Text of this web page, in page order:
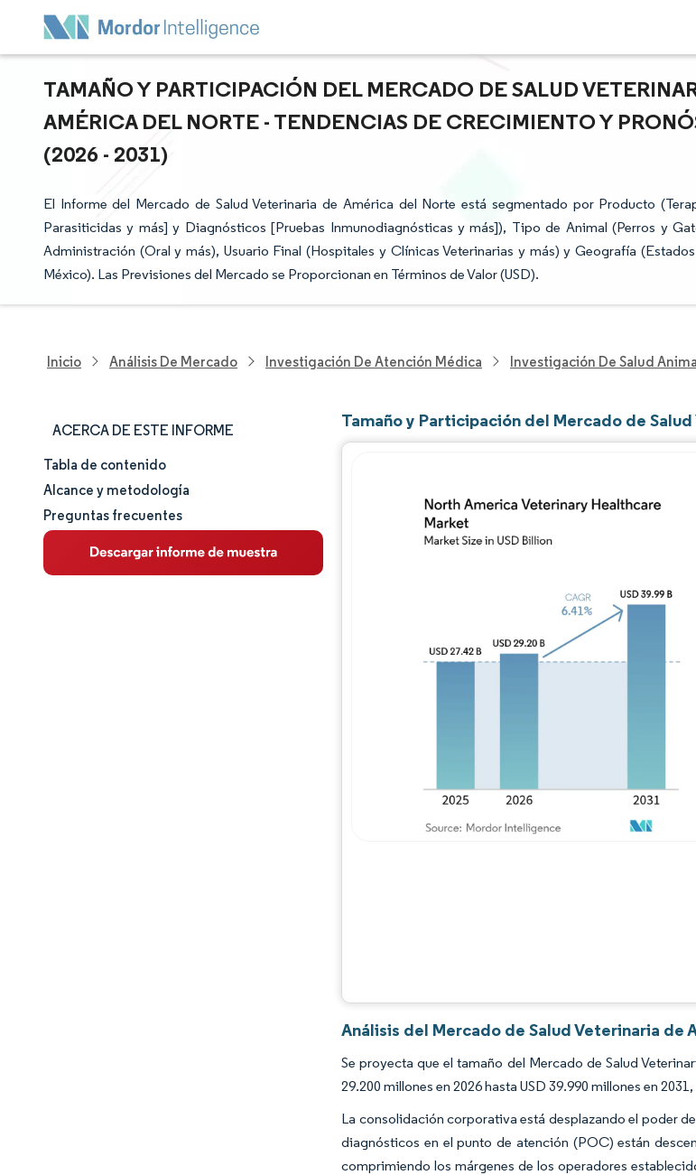
TAMAÑO Y PARTICIPACIÓN DEL MERCADO DE SALUD
AMÉRICA DEL NORTE - TENDENCIAS DE CRECIMIENTO Y
(2026 - 2031)
El Informe del Mercado de Salud Veterinaria de América del Norte está segmentado por Producto
Parasiticidas y más] y Diagnósticos [Pruebas Inmunodiagnósticas y más]), Tipo de Animal (Perros y
Administración (Oral y más), Usuario Final (Hospitales y Clínicas Veterinarias y más) y Geografía
México). Las Previsiones del Mercado se Proporcionan en Términos de Valor (USD).
Inicio Análisis De Mercado Investigación De Atención Médica Investigación De Salud
ACERCA DE ESTE INFORME
Tamaño y cuota de mercado
Análisis de mercado
Tendencias e ideas
Tabla de contenido
Alcance y metodología
Preguntas frecuentes
Tamaño y Participación del Mercado de
Imagen © Mordor Intelligence.
Análisis del Mercado de Salud Veterinaria
Se proyecta que el tamaño del Mercado de Salud
29.200 millones en 2026 hasta USD 39.990 millones en
La consolidación corporativa está desplazando el poder
diagnósticos en el punto de atención (POC) están
comprimiendo los márgenes de los operadores